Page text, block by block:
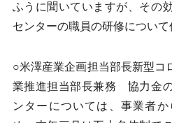
ふうに聞いていますが、その
センターの職員の研修について
○米澤産業企画担当部長新型コ
業推進担当部長兼務 協力金
ンターについては、事業者